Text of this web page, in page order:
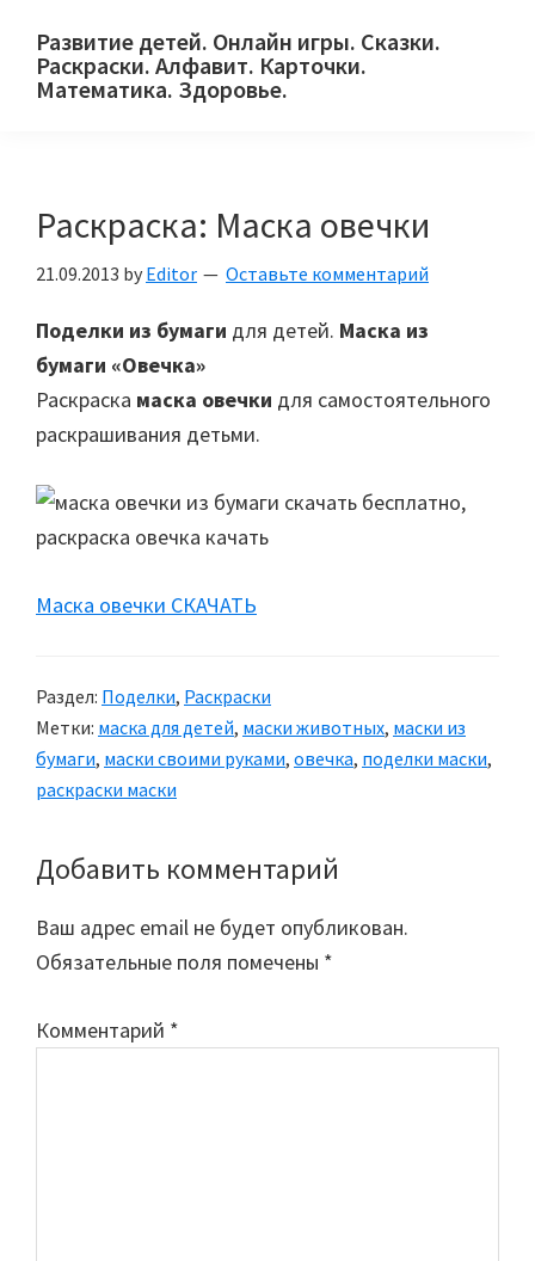
primary
main
primary
Развитие детей. Онлайн игры. Сказки.
Раскраски. Алфавит. Карточки.
Математика. Здоровье.
и
родителей.
Раскраска: Маска овечки
21.09.2013 by Editor Оставьте комментарий
Поделки из бумаги для детей. Маска из
бумаги «Овечка»
Раскраска маска овечки для самостоятельного
раскрашивания детьми.
Маска овечки СКАЧАТЬ
Раздел: Поделки, Раскраски
Метки: маска для детей, маски животных, маски из
бумаги, маски своими руками, овечка, поделки маски,
раскраски маски
Reader
Interactions
Добавить комментарий
Ваш адрес email не будет опубликован.
Обязательные поля помечены *
Комментарий *